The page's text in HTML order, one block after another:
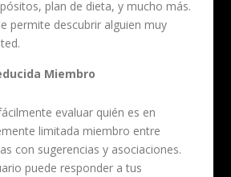
plan de dieta, y mucho más.
permite descubrir alguien muy
Miembro
evaluar quién es en
limitada miembro entre
con sugerencias y asociaciones.
puede responder a tus